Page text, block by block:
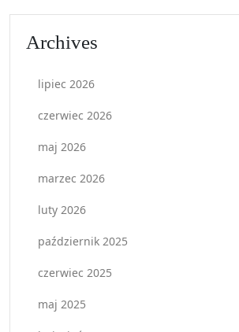
Archives
lipiec 2026
czerwiec 2026
maj 2026
marzec 2026
luty 2026
październik 2025
czerwiec 2025
maj 2025